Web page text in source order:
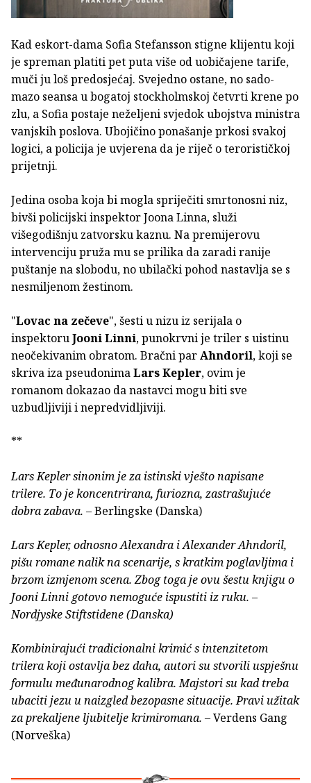
Kad eskort-dama Sofia Stefansson stigne klijentu koji
je spreman platiti pet puta više od uobičajene tarife,
muči ju loš predosjećaj. Svejedno ostane, no sado-
mazo seansa u bogatoj stockholmskoj četvrti krene po
zlu, a Sofia postaje neželjeni svjedok ubojstva ministra
vanjskih poslova. Ubojičino ponašanje prkosi svakoj
logici, a policija je uvjerena da je riječ o terorističkoj
prijetnji.
Jedina osoba koja bi mogla spriječiti smrtonosni niz,
bivši policijski inspektor Joona Linna, služi
višegodišnju zatvorsku kaznu. Na premijerovu
intervenciju pruža mu se prilika da zaradi ranije
puštanje na slobodu, no ubilački pohod nastavlja se s
nesmiljenom žestinom.
"Lovac na zečeve", šesti u nizu iz serijala o
inspektoruJooni Linni, punokrvni je triler s uistinu
neočekivanim obratom. Bračni parAhndoril, koji se
skriva iza pseudonimaLars Kepler, ovim je
romanom dokazao da nastavci mogu biti sve
uzbudljiviji i nepredvidljiviji.
**
Lars Kepler sinonim je za istinski vješto napisane
trilere. To je koncentrirana, furiozna, zastrašujuće
dobra zabava. – Berlingske (Danska)
Lars Kepler, odnosno Alexandra i Alexander Ahndoril,
pišu romane nalik na scenarije, s kratkim poglavljima i
brzom izmjenom scena. Zbog toga je ovu šestu knjigu o
Jooni Linni gotovo nemoguće ispustiti iz ruku. –
Nordjyske Stiftstidene (Danska)
Kombinirajući tradicionalni krimić s intenzitetom
trilera koji ostavlja bez daha, autori su stvorili uspješnu
formulu međunarodnog kalibra. Majstori su kad treba
ubaciti jezu u naizgled bezopasne situacije. Pravi užitak
za prekaljene ljubitelje krimiromana. – Verdens Gang
(Norveška)